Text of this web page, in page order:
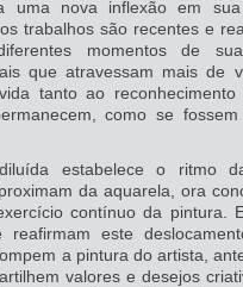
uma nova inflexão em
trabalhos são recentes e
momentos de
que atravessam mais de
tanto ao
como se
estabelece o ritmo
da aquarela, ora
contínuo da pintura.
reafirmam este
a pintura do artista,
valores e desejos